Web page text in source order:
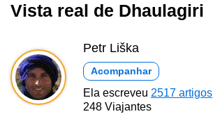
Vista real de Dhaulagiri
Petr Liška
Acompanhar
Ela escreveu 2517 artigos
248 Viajantes